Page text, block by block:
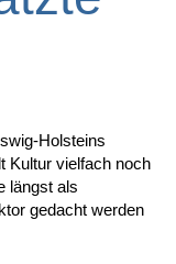
Holsteins
Kultur vielfach noch
längst als
gedacht werden